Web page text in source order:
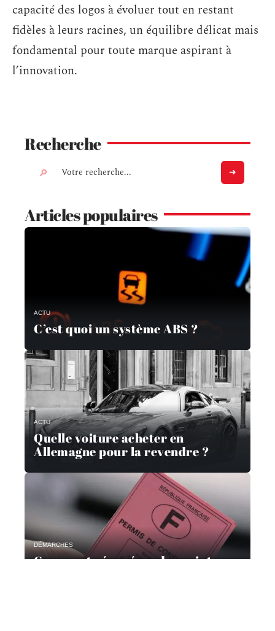
capacité des logos à évoluer tout en restant
fidèles à leurs racines, un équilibre délicat mais
fondamental pour toute marque aspirant à
l’innovation.
Recherche
Articles populaires
ACTU
C’est quoi un système ABS ?
ACTU
Quelle voiture acheter en
Allemagne pour la revendre ?
DÉMARCHES
Comment récupérer des points